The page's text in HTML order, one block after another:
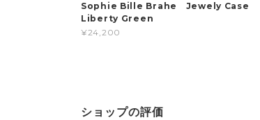
Sophie Bille Brahe Jewely Case
Liberty Green
¥24,200
ショップの評価